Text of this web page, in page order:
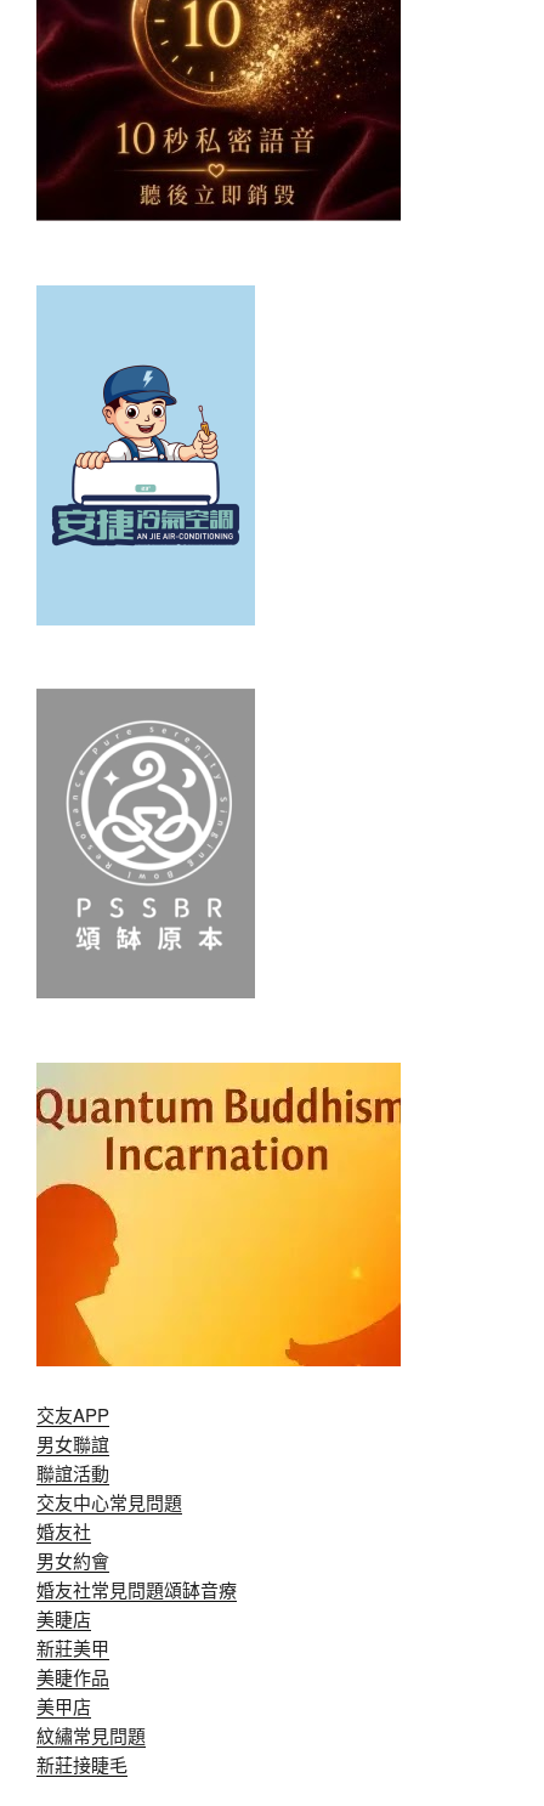
交友APP
男女聯誼
聯誼活動
交友中心常見問題
婚友社
男女約會
婚友社常見問題頌缽音療
美睫店
新莊美甲
美睫作品
美甲店
紋繡常見問題
新莊接睫毛